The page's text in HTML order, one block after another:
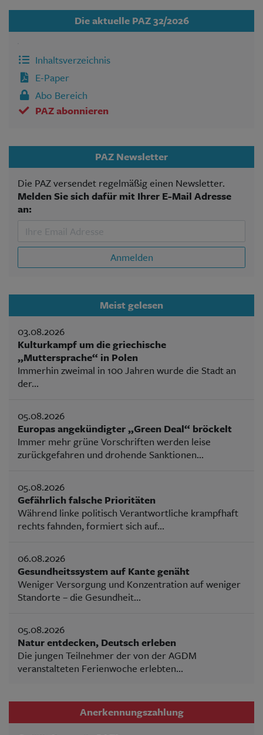
Die aktuelle PAZ 32/2026
Inhaltsverzeichnis
E-Paper
Abo Bereich
PAZ abonnieren
PAZ Newsletter
Die PAZ versendet regelmäßig einen Newsletter.
Melden Sie sich dafür mit Ihrer E-Mail Adresse
an:
Anmelden
Meist gelesen
03.08.2026
Kulturkampf um die griechische
„Muttersprache“ in Polen
Immerhin zweimal in 100 Jahren wurde die Stadt an
der...
05.08.2026
Europas angekündigter „Green Deal“ bröckelt
Immer mehr grüne Vorschriften werden leise
zurückgefahren und drohende Sanktionen...
05.08.2026
Gefährlich falsche Prioritäten
Während linke politisch Verantwortliche krampfhaft
rechts fahnden, formiert sich auf...
06.08.2026
Gesundheitssystem auf Kante genäht
Weniger Versorgung und Konzentration auf weniger
Standorte – die Gesundheit...
05.08.2026
Natur entdecken, Deutsch erleben
Die jungen Teilnehmer der von der AGDM
veranstalteten Ferienwoche erlebten...
Anerkennungszahlung